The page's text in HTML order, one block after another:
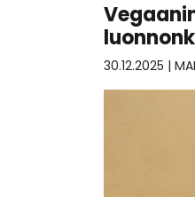
30.12.2025 |